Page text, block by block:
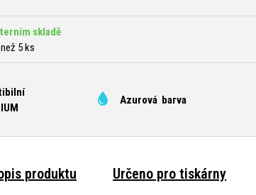
skladě
5 ks
Azurová barva
produktu Určeno pro tiskárny